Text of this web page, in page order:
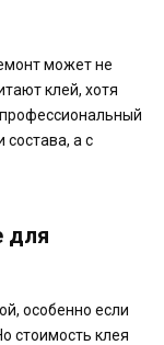
может не
клей, хотя
состава, а с
для
особенно если
стоимость клея